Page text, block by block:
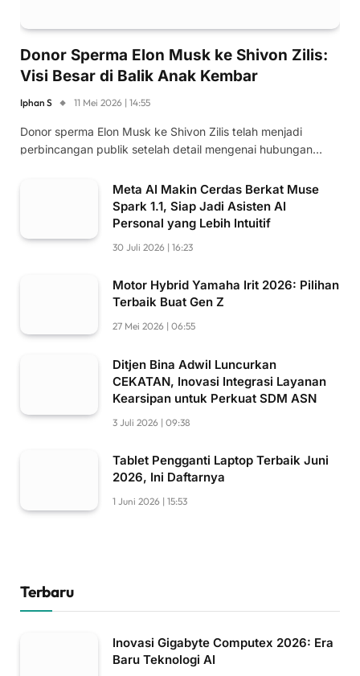
Donor Sperma Elon Musk ke Shivon Zilis:
Visi Besar di Balik Anak Kembar
Iphan S 11 Mei 2026 | 14:55
Donor sperma Elon Musk ke Shivon Zilis telah menjadi
perbincangan publik setelah detail mengenai hubungan…
Meta AI Makin Cerdas Berkat Muse
Spark 1.1, Siap Jadi Asisten AI
Personal yang Lebih Intuitif
30 Juli 2026 | 16:23
Motor Hybrid Yamaha Irit 2026: Pilihan
Terbaik Buat Gen Z
27 Mei 2026 | 06:55
Ditjen Bina Adwil Luncurkan
CEKATAN, Inovasi Integrasi Layanan
Kearsipan untuk Perkuat SDM ASN
3 Juli 2026 | 09:38
Tablet Pengganti Laptop Terbaik Juni
2026, Ini Daftarnya
1 Juni 2026 | 15:53
Terbaru
Inovasi Gigabyte Computex 2026: Era
Baru Teknologi AI